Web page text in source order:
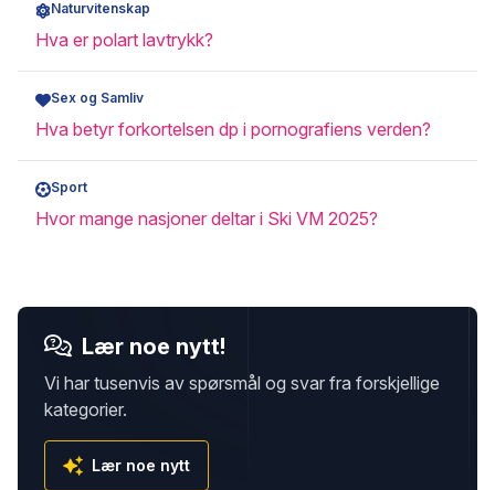
Naturvitenskap
Hva er polart lavtrykk?
Sex og Samliv
Hva betyr forkortelsen dp i pornografiens verden?
Sport
Hvor mange nasjoner deltar i Ski VM 2025?
Lær noe nytt!
Vi har tusenvis av spørsmål og svar fra forskjellige
kategorier.
Lær noe nytt